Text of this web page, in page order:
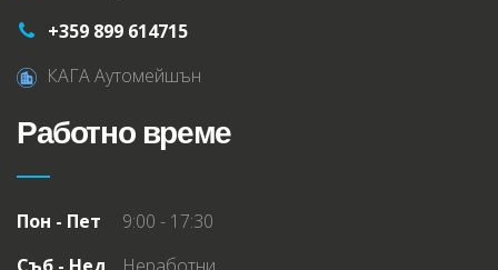
+359 899 614715
КАГА Аутомейшън
Работно време
Пон - Пет
9:00 - 17:30